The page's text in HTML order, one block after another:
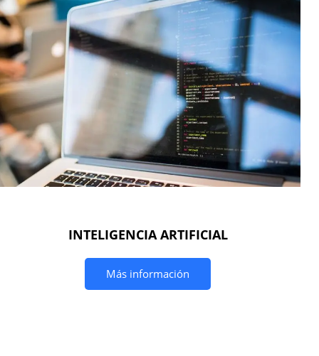
INTELIGENCIA ARTIFICIAL
Más información